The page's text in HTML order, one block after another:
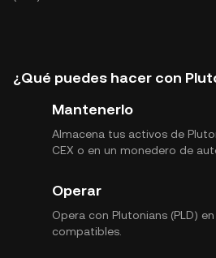
¿Qué puedes hacer con
Mantenerlo
Almacena tus activos de
CEX o en un monedero de
Operar
Opera con Plutonians (PLD)
compatibles.